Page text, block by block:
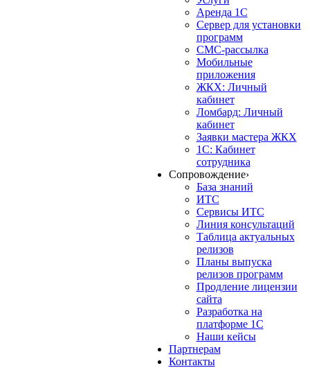
Аренда 1С
Сервер для установки
программ
СМС-рассылка
Мобильные
приложения
ЖКХ: Личный
кабинет
Ломбард: Личный
кабинет
Заявки мастера ЖКХ
1С: Кабинет
сотрудника
Сопровождение›
База знаний
ИТС
Сервисы ИТС
Линия консультаций
Таблица актуальных
релизов
Планы выпуска
релизов программ
Продление лицензии
сайта
Разработка на
платформе 1С
Наши кейсы
Партнерам
Контакты